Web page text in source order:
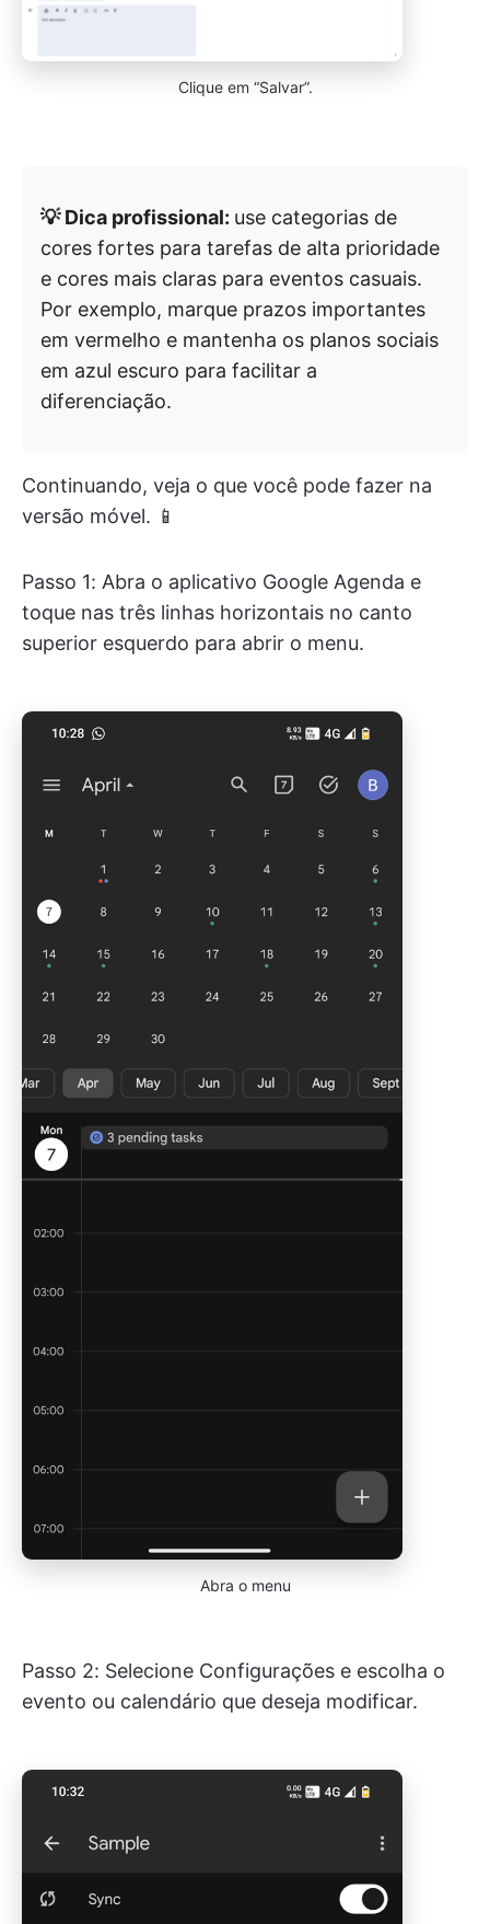
Clique em “Salvar”.
💡 Dica profissional: use categorias de
cores fortes para tarefas de alta prioridade
e cores mais claras para eventos casuais.
Por exemplo, marque prazos importantes
em vermelho e mantenha os planos sociais
em azul escuro para facilitar a
diferenciação.
Continuando, veja o que você pode fazer na
versão móvel. 📱
Passo 1: Abra o aplicativo Google Agenda e
toque nas três linhas horizontais no canto
superior esquerdo para abrir o menu.
Abra o menu
Passo 2: Selecione Configurações e escolha o
evento ou calendário que deseja modificar.